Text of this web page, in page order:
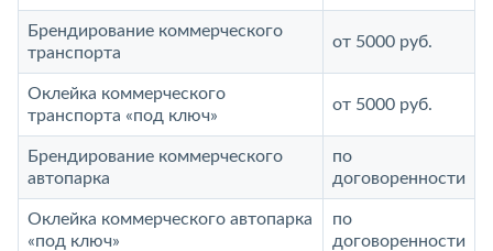
Брендирование коммерческого
транспорта
от 5000 руб.
Оклейка коммерческого
транспорта «под ключ»
от 5000 руб.
Брендирование коммерческого
автопарка
по
договоренности
Оклейка коммерческого автопарка
«под ключ»
по
договоренности